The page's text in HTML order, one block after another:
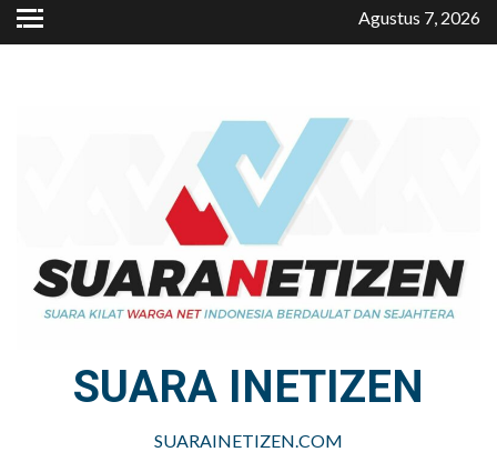
Skip
to
Agustus 7, 2026
SUARA INETIZEN
SUARAINETIZEN.COM